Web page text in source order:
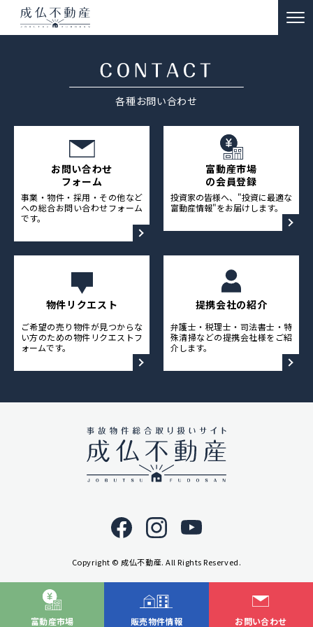
各種お問い合わせ
お問い合わせ
フォーム
事業・物件・採用・その他など
への総合お問い合わせフォーム
です。
富動産市場
の会員登録
投資家の皆様へ、"投資に最適な
富動産情報"をお届けします。
物件リクエスト
ご希望の売り物件が見つからな
い方のための物件リクエストフ
ォームです。
提携会社の紹介
弁護士・税理士・司法書士・特
殊清掃などの提携会社様をご紹
介します。
Copyright © 成仏不動産. All Rights Reserved.
事故物件のお悩み解決
ー 特殊清掃・遺品整理
ー ご供養
販売物件情報
リノベーション物件事例
富動産コラム
採用情報
ニュース&メディア
運営会社
プライバシーポリシー
富動産市場 販売物件情報 お問い合わせ